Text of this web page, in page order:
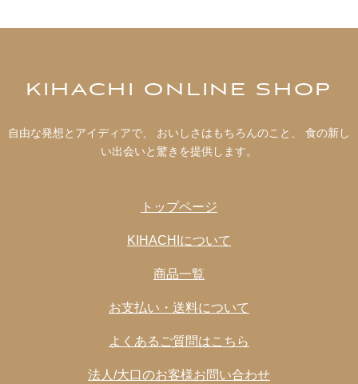
KIHACHI ONLINE SHOP
自由な発想とアイディアで、 おいしさはもちろんのこと、 食の新し
い出会いと驚きを提供します。
トップページ
KIHACHIについて
商品一覧
お支払い・送料について
よくあるご質問はこちら
法人/大口のお客様お問い合わせ